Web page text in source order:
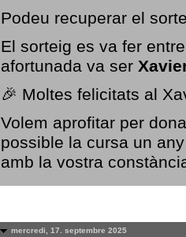
Podeu recuperar el
El sorteig es va fer
afortunada va ser
🎉 Moltes felicitats al
Volem aprofitar per
possible la cursa un
amb la vostra
mercredi, 17. septembre 2025